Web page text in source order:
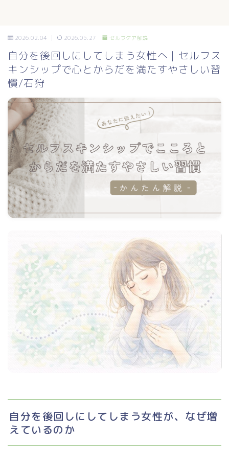
2026.02.04 2026.05.27 セルフケア解説
自分を後回しにしてしまう女性へ｜セルフス
キンシップで心とからだを満たすやさしい習
慣/石狩
自分を後回しにしてしまう女性が、なぜ増
えているのか